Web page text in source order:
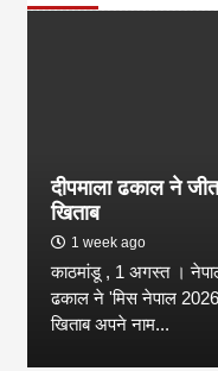
दीपमाला ढकाल ने
खिताब
1 week ago
काठमांडू , 1 अगस्त ।
ढकाल ने 'मिस नेपाल
खिताब अपने नाम...